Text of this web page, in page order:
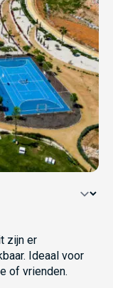
zijn er
Ideaal voor
of vrienden.